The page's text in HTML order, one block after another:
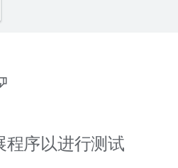
程序以进行测试